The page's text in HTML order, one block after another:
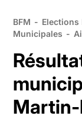
BFM -
Municipales -
Martin-